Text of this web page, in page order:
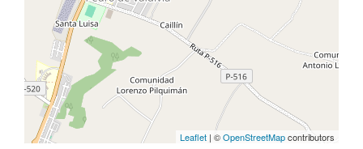
Leaflet | ©OpenStreetMapcontributors